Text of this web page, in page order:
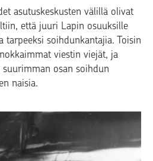
asutuskeskusten välillä olivat
että juuri Lapin osuuksille
tarpeeksi soihdunkantajia. Toisin
viestin viejät, ja
osan soihdun
naisia.